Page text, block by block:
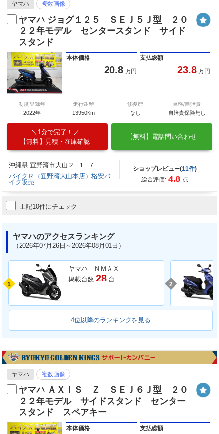
ヤマハ 複数画像
ヤマハ ジョグ１２５ ＳＥＪ５Ｊ型 ２０
２２年モデル センタースタンド サイド
スタンド
本体価格
20.8 万円
支払総額
23.8 万円
初度登録年
2022年
走行距離
13950Km
修復歴
なし
車検/自賠責
自賠責保険無し
1分で完了！
【無料】見積・在庫確認
【無料】電話問い合わせ
沖縄県 宜野湾市大山２−１−７
バイクＲ（宜野湾大山本店）格安バ
イク販売
ショップレビュー(11件)
総合評価: 4.8 点
上記10件にチェック
ヤマハのアクセスランキング
（2026年07月26日～2026年08月01日）
1
ヤマハ ＮＭＡＸ
掲載台数 28 台
2
4位以降のランキングを見る
ヤマハ 複数画像
ヤマハ ＡＸＩＳ Ｚ ＳＥＪ６Ｊ型 ２０
２２年モデル サイドスタンド センター
スタンド スペアキー
本体価格 支払総額